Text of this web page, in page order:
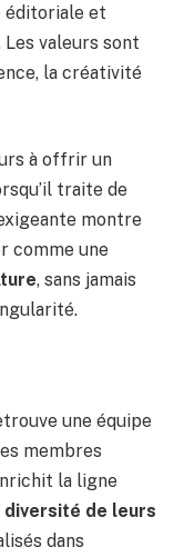
éditoriale et
valeurs sont
la créativité
à offrir un
traite de
montre
comme une
, sans jamais
une équipe
membres
la ligne
diversité de leurs
dans